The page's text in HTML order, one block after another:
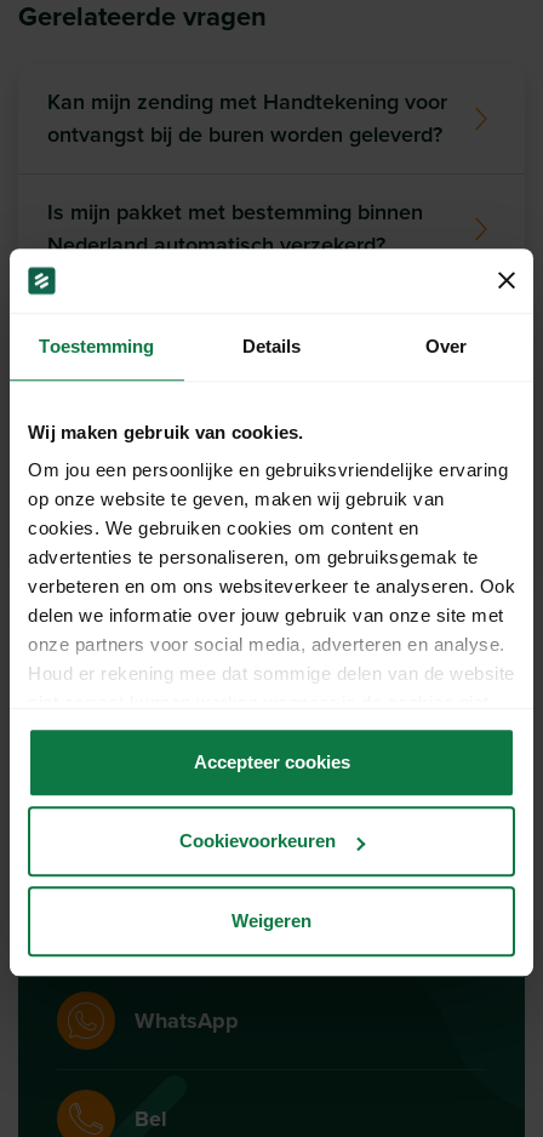
Toestemming Details Over
Wij maken gebruik van cookies.
Om jou een persoonlijke en gebruiksvriendelijke ervaring
op onze website te geven, maken wij gebruik van
cookies. We gebruiken cookies om content en
advertenties te personaliseren, om gebruiksgemak te
verbeteren en om ons websiteverkeer te analyseren. Ook
delen we informatie over jouw gebruik van onze site met
onze partners voor social media, adverteren en analyse.
Houd er rekening mee dat sommige delen van de website
accepteert.
Accepteer cookies
Cookievoorkeuren
Weigeren
Gerelateerde vragen
Kan mijn zending met Handtekening voor
ontvangst bij de buren worden geleverd?
Is mijn pakket met bestemming binnen
Nederland automatisch verzekerd?
Waarom krijg ik toch een toeslag?
Hoe bereken ik de inhoud van een
pakket met ongelijke zijden?
Wat betekent 1 dm3?
voor je klaar!
WhatsApp
Bel